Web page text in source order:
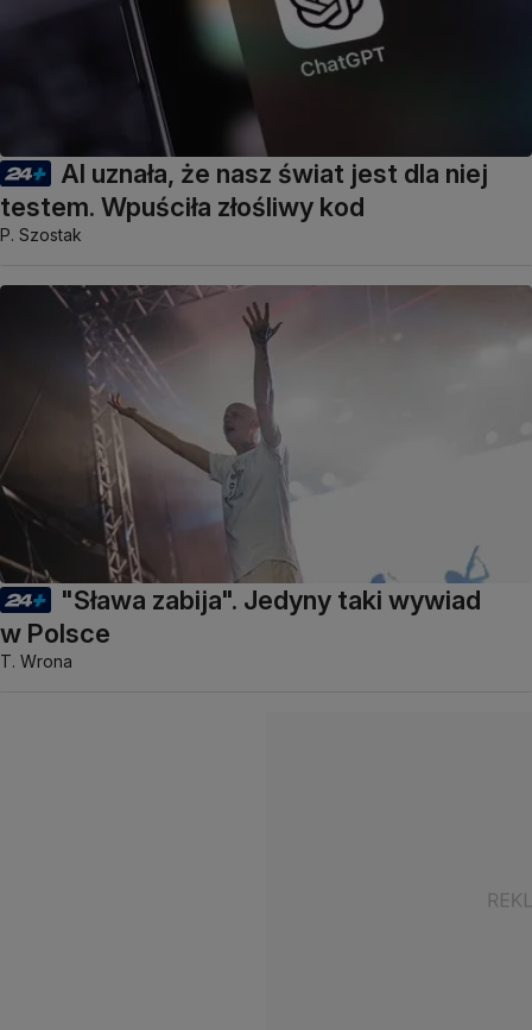
AI uznała, że nasz świat jest dla niej
testem. Wpuściła złośliwy kod
P. Szostak
"Sława zabija". Jedyny taki wywiad
w Polsce
T. Wrona